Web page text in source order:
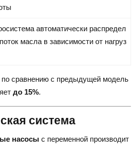
автоматически распредел
масла в зависимости от нагруз
сравнению с предыдущей модель
до 15%.
система
насосы с переменной производит